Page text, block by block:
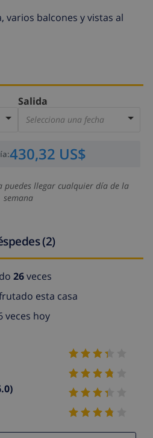
varios balcones y vistas al
Salida
Selecciona una fecha
:430,32 US$
puedes llegar cualquier día de la
semana
(2)
26veces
esta casa
veces hoy